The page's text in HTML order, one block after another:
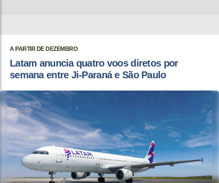
A PARTIR DE DEZEMBRO
Latam anuncia quatro voos diretos por
semana entre Ji-Paraná e São Paulo